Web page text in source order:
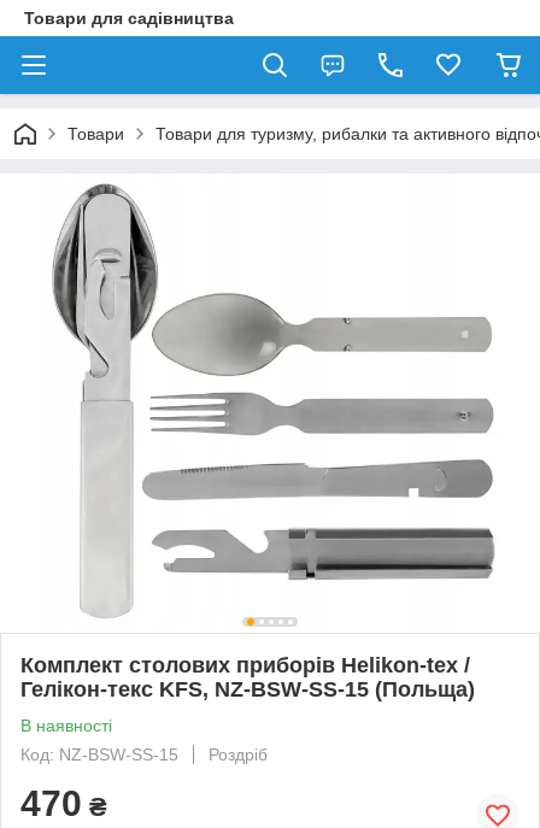
Товари для садівництва
Товари Товари для туризму, рибалки та активного
Комплект столових приборів Helikon-tex /
Гелікон-текс KFS, NZ-BSW-SS-15 (Польща)
В наявності
Код: NZ-BSW-SS-15
Роздріб
470 ₴